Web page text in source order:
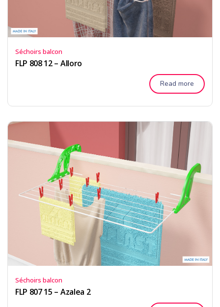
Séchoirs balcon
FLP 808 12 – Alloro
Read more
Séchoirs balcon
FLP 807 15 – Azalea 2